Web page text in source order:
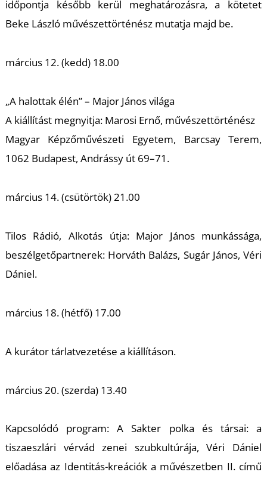
időpontja később kerül meghatározásra, a kötetet
Beke László művészettörténész mutatja majd be.
március 12. (kedd) 18.00
„A halottak élén” – Major János világa
A kiállítást megnyitja: Marosi Ernő, művészettörténész
Magyar Képzőművészeti Egyetem, Barcsay Terem,
1062 Budapest, Andrássy út 69–71.
március 14. (csütörtök) 21.00
Tilos Rádió, Alkotás útja: Major János munkássága,
beszélgetőpartnerek: Horváth Balázs, Sugár János, Véri
Dániel.
március 18. (hétfő) 17.00
A kurátor tárlatvezetése a kiállításon.
március 20. (szerda) 13.40
Kapcsolódó program:A Sakter polka és társai: a
tiszaeszlári vérvád zenei szubkultúrája,Véri Dániel
előadása az Identitás-kreációk a művészetben II.című